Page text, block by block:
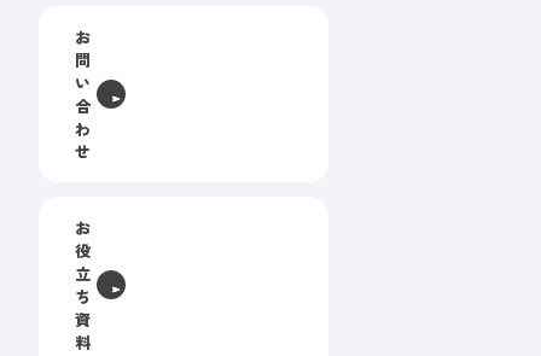
お
問
い
合
わ
せ
お
役
立
ち
資
料